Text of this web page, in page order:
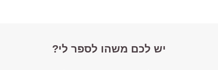
יש לכם משהו לספר לי?